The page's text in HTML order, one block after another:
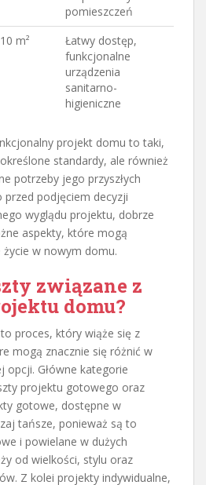
pomieszczeń
m²
Łatwy dostęp,
funkcjonalne
urządzenia
sanitarno-
higieniczne
projekt domu to taki,
standardy, ale również
potrzeby jego przyszłych
podjęciem decyzji
wyglądu projektu, dobrze
aspekty, które mogą
życie w nowym domu.
związane z
domu?
proces, który wiąże się z
mogą znacznie się różnić w
opcji. Główne kategorie
projektu gotowego oraz
gotowe, dostępne w
tańsze, ponieważ są to
i powielane w dużych
od wielkości, stylu oraz
Z kolei projekty indywidualne,